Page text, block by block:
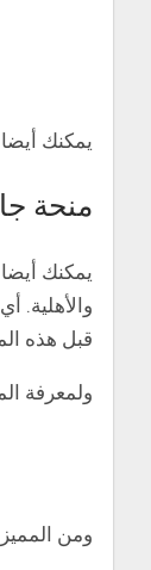
يمكنك
منحة
يمكنك
والأهلية.
قبل هذه
ولمعرفة
ومن